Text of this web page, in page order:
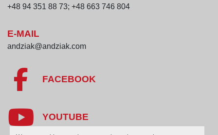
+48 94 351 88 73; +48 663 746 804
E-MAIL
andziak@andziak.com
FACEBOOK
YOUTUBE